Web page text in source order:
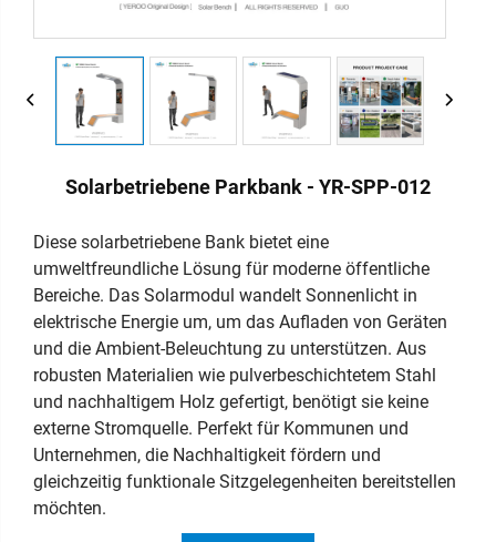
Solarbetriebene Parkbank - YR-SPP-012
Diese solarbetriebene Bank bietet eine
umweltfreundliche Lösung für moderne öffentliche
Bereiche. Das Solarmodul wandelt Sonnenlicht in
elektrische Energie um, um das Aufladen von Geräten
und die Ambient-Beleuchtung zu unterstützen. Aus
robusten Materialien wie pulverbeschichtetem Stahl
und nachhaltigem Holz gefertigt, benötigt sie keine
externe Stromquelle. Perfekt für Kommunen und
Unternehmen, die Nachhaltigkeit fördern und
gleichzeitig funktionale Sitzgelegenheiten bereitstellen
möchten.